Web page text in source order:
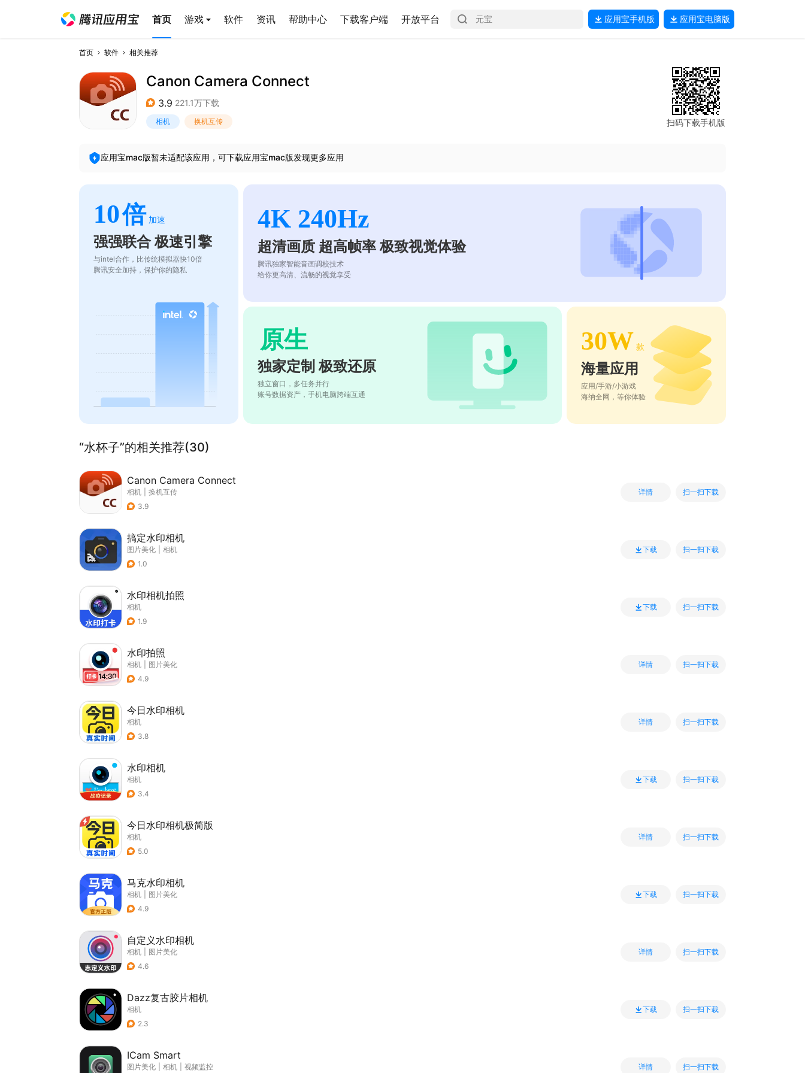
首页 游戏 软件 资讯 帮助中心 下载客户端 开放平台 应用宝手机版 应用宝电脑版
首页 软件 相关推荐
Canon Camera Connect
3.9 221.1万下载
相机 换机互传 扫码下载手机版
应用宝mac版暂未适配该应用，可下载应用宝mac版发现更多应用
10倍 加速
强强联合 极速引擎
与intel合作，比传统模拟器快10倍
腾讯安全加持，保护你的隐私
4K 240Hz
超清画质 超高帧率 极致视觉体验
腾讯独家智能音画调校技术
给你更高清、流畅的视觉享受
原生
独家定制 极致还原
独立窗口，多任务并行
账号数据资产，手机电脑跨端互通
30W 款
海量应用
应用/手游/小游戏
海纳全网，等你体验
“水杯子”的相关推荐(30)
Canon Camera Connect
相机
换机互传
3.9
详情 扫一扫下载
搞定水印相机
图片美化
相机
1.0
下载 扫一扫下载
水印相机拍照
相机
1.9
下载 扫一扫下载
水印拍照
相机
图片美化
4.9
详情 扫一扫下载
今日水印相机
相机
3.8
详情 扫一扫下载
水印相机
相机
3.4
下载 扫一扫下载
今日水印相机极简版
相机
5.0
详情 扫一扫下载
马克水印相机
相机
图片美化
4.9
下载 扫一扫下载
自定义水印相机
相机
图片美化
4.6
详情 扫一扫下载
Dazz复古胶片相机
相机
2.3
下载 扫一扫下载
ICam Smart
图片美化 相机 视频监控 详情 扫一扫下载